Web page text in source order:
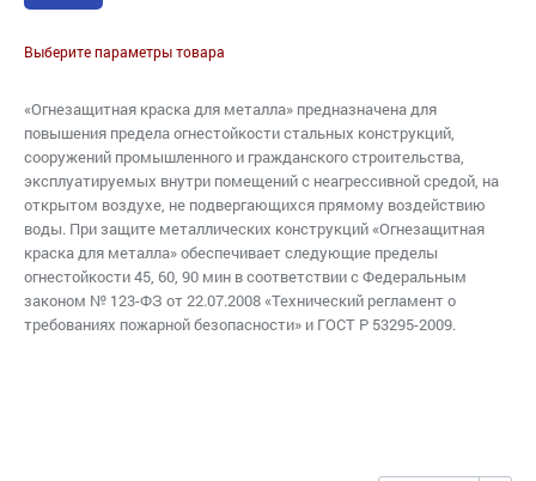
Выберите параметры товара
«Огнезащитная краска для металла» предназначена для
повышения предела огнестойкости стальных конструкций,
сооружений промышленного и гражданского строительства,
эксплуатируемых внутри помещений с неагрессивной средой, на
открытом воздухе, не подвергающихся прямому воздействию
воды. При защите металлических конструкций «Огнезащитная
краска для металла» обеспечивает следующие пределы
огнестойкости 45, 60, 90 мин в соответствии с Федеральным
законом № 123-ФЗ от 22.07.2008 «Технический регламент о
требованиях пожарной безопасности» и ГОСТ Р 53295-2009.